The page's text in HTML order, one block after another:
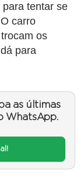
para tentar se
carro
os
para
as últimas
WhatsApp.